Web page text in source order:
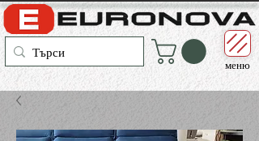
меню